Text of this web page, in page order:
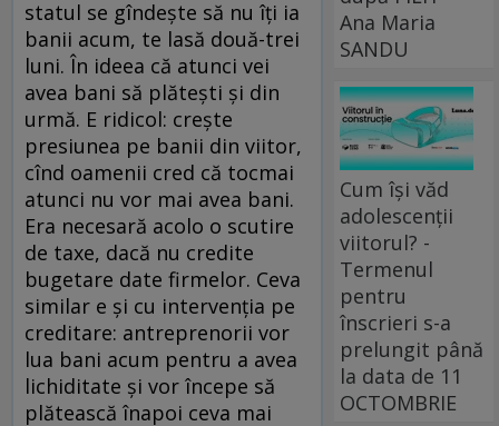
statul se gîndește să nu îți ia
banii acum, te lasă două-trei
luni. În ideea că atunci vei
avea bani să plătești și din
urmă. E ridicol: crește
presiunea pe banii din viitor,
cînd oamenii cred că tocmai
atunci nu vor mai avea bani.
Era necesară acolo o scutire
de taxe, dacă nu credite
bugetare date firmelor. Ceva
similar e și cu intervenția pe
creditare: antreprenorii vor
lua bani acum pentru a avea
lichiditate și vor începe să
plătească înapoi ceva mai
Ana Maria
SANDU
Cum își văd
adolescenții
viitorul? -
Termenul
pentru
înscrieri s-a
prelungit până
la data de 11
OCTOMBRIE